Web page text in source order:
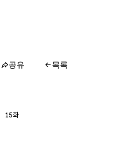
공유 목록
15화